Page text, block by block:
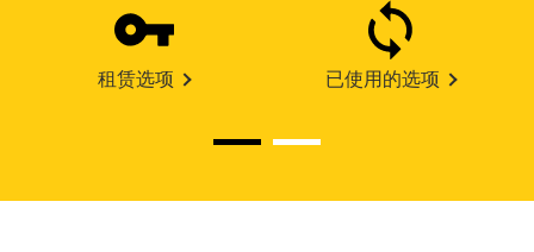
租赁选项 已使用的选项